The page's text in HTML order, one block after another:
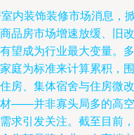
内装饰装修市场消息，
品房市场增速放缓、旧改
望成为行业最大变量。多
庭为标准来计算累积，围
房、集体宿舍与住房微改
材——并非寡头局多的高空
求引发关注。截至目前，